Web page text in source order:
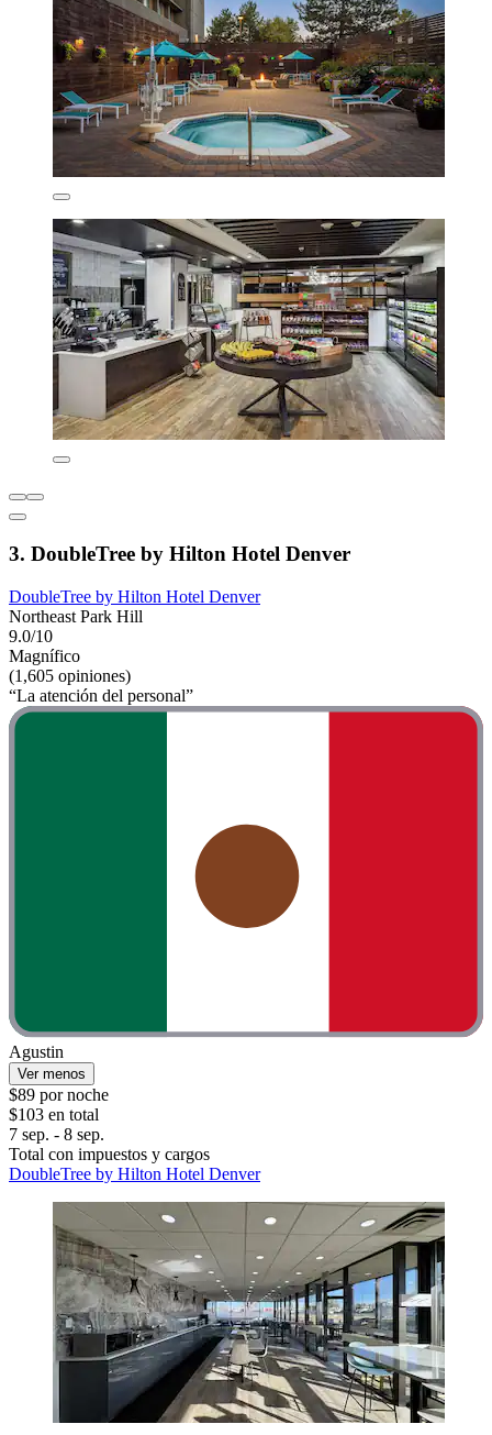
3. DoubleTree by Hilton Hotel Denver
DoubleTree by Hilton Hotel Denver
Northeast Park Hill
9.0/10
Magnífico
(1,605 opiniones)
“La atención del personal”
Agustin
Ver menos
$89 por noche
$103 en total
7 sep. - 8 sep.
Total con impuestos y cargos
DoubleTree by Hilton Hotel Denver